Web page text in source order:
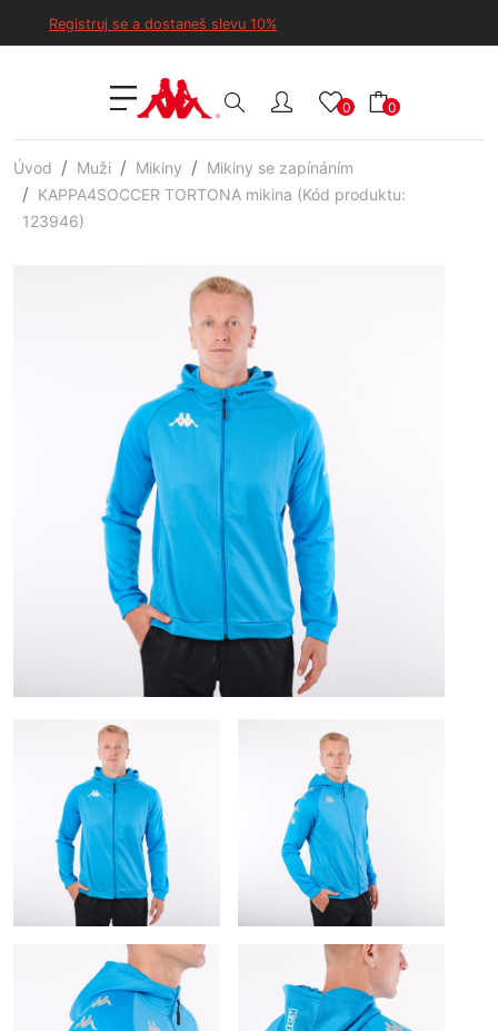
Registruj se a dostaneš slevu 10%
0 0
Úvod Muži Mikiny
Mikiny se zapínáním
KAPPA4SOCCER TORTONA mikina (Kód produktu:
123946)